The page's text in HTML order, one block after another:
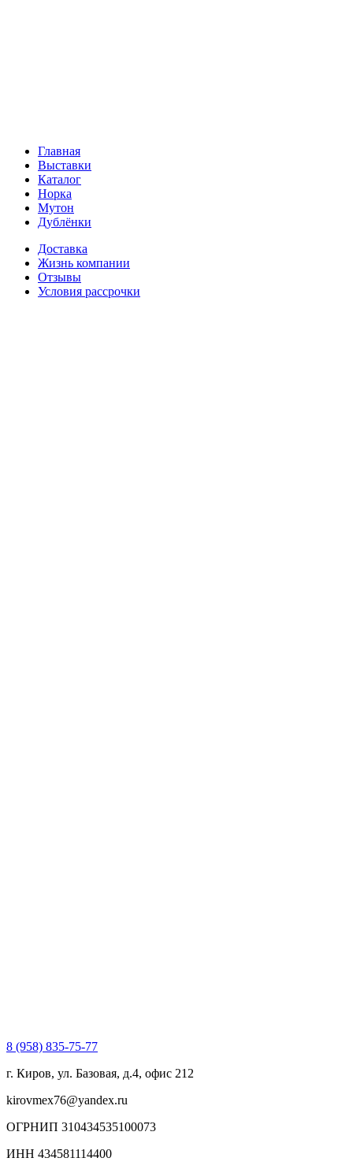
Главная
Выставки
Каталог
Норка
Мутон
Дублёнки
Доставка
Жизнь компании
Отзывы
Условия рассрочки
8 (958) 835-75-77
г. Киров, ул. Базовая, д.4, офис 212
kirovmex76@yandex.ru
ОГРНИП 310434535100073
ИНН 434581114400